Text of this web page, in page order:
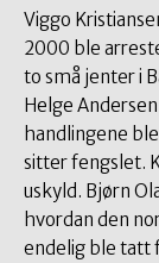
Viggo
2000 ble
to små jenter i
Helge
handlingene
sitter fengslet.
uskyld. Bjørn
hvordan den
endelig ble tatt